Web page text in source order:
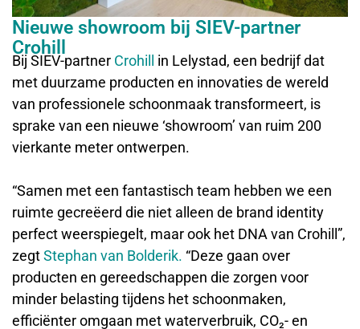
Nieuwe showroom bij SIEV-partner
Crohill
Bij SIEV-partner Crohill
in Lelystad, een bedrijf dat
met duurzame producten en innovaties de wereld
van professionele schoonmaak transformeert, is
sprake van een nieuwe ‘showroom’ van ruim 200
vierkante meter ontwerpen.
“Samen met een fantastisch team hebben we een
ruimte gecreëerd die niet alleen de brand identity
perfect weerspiegelt, maar ook het DNA van Crohill”,
zegtStephan van Bolderik. “Deze gaan over
producten en gereedschappen die zorgen voor
minder belasting tijdens het schoonmaken,
efficiënter omgaan met waterverbruik, CO₂- en